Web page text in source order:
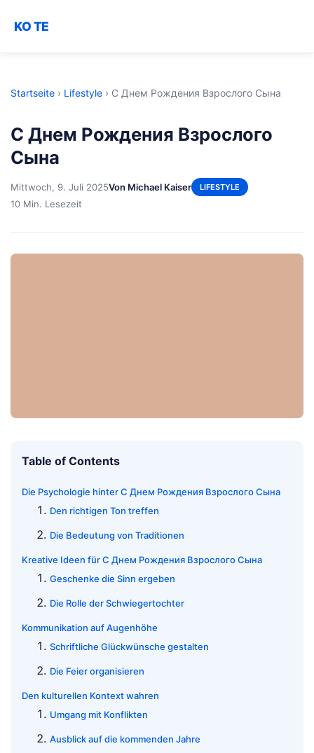
KO TE
Startseite › Lifestyle › С Днем Рождения Взрослого Сына
С Днем Рождения Взрослого
Сына
Mittwoch, 9. Juli 2025Von Michael Kaiser LIFESTYLE
10 Min. Lesezeit
Table of Contents
Die Psychologie hinter С Днем Рождения Взрослого Сына
Den richtigen Ton treffen
Die Bedeutung von Traditionen
Kreative Ideen für С Днем Рождения Взрослого Сына
Geschenke die Sinn ergeben
Die Rolle der Schwiegertochter
Kommunikation auf Augenhöhe
Schriftliche Glückwünsche gestalten
Die Feier organisieren
Den kulturellen Kontext wahren
Umgang mit Konflikten
Ausblick auf die kommenden Jahre